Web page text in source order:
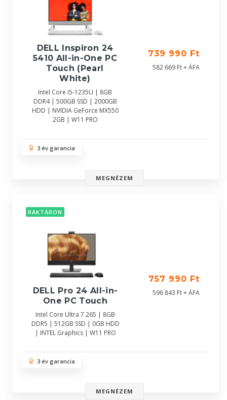
DELL Inspiron 24
5410 All-in-One PC
Touch (Pearl
White)
Intel Core i5-1235U | 8GB
DDR4 | 500GB SSD | 2000GB
HDD | NVIDIA GeForce MX550
2GB | W11 PRO
739 990 Ft
582 669 Ft + ÁFA
3 év garancia
MEGNÉZEM
RAKTÁRON
DELL Pro 24 All-in-
One PC Touch
Intel Core Ultra 7 265 | 8GB
DDR5 | 512GB SSD | 0GB HDD
| INTEL Graphics | W11 PRO
757 990 Ft
596 843 Ft + ÁFA
3 év garancia
MEGNÉZEM